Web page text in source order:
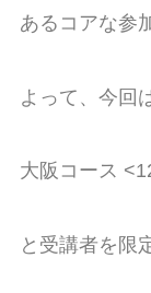
あるコアな参
よって、今回
大阪コース
と受講者を限